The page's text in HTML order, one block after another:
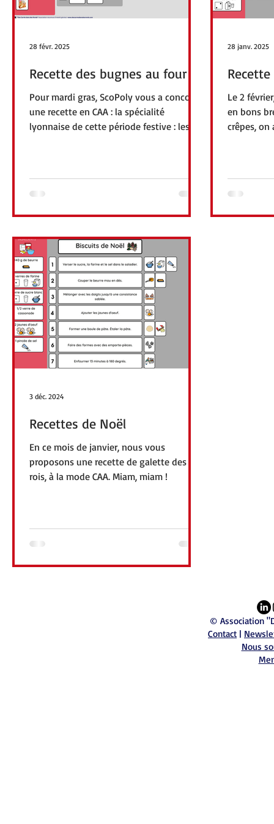
Recette des bugnes au four
Pour mardi gras, ScoPoly vous a concocté
une recette en CAA : la spécialité
lyonnaise de cette période festive : les
28 févr. 2025
Le 2
en bons
crêpes, on
28 janv. 2025
Recettes de Noël
En ce mois de janvier, nous vous
proposons une recette de galette des
rois, à la mode CAA. Miam, miam !
3 déc. 2024
© Association
Contact |
Nous